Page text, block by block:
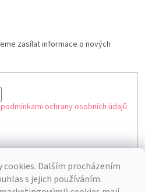
Dalším procházením
s jejich používáním.
zasílat informace o nových
podmínkami ochrany osobních údajů